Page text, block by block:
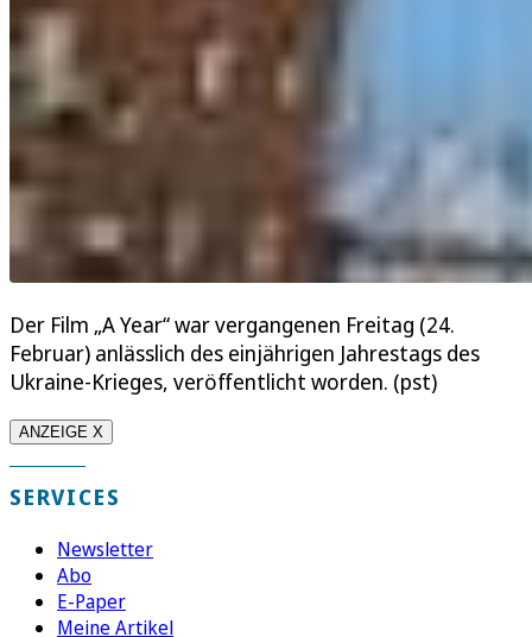
Der Film „A Year“ war vergangenen Freitag (24.
Februar) anlässlich des einjährigen Jahrestags des
Ukraine-Krieges, veröffentlicht worden. (pst)
ANZEIGE X
SERVICES
Newsletter
Abo
E-Paper
Meine Artikel